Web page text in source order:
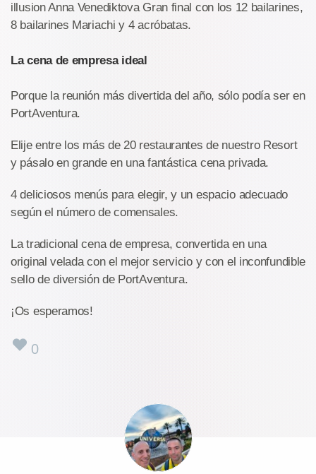
illusion Anna Venediktova Gran final con los 12 bailarines,
8 bailarines Mariachi y 4 acróbatas.
La cena de empresa ideal
Porque la reunión más divertida del año, sólo podía ser en
PortAventura.
Elije entre los más de 20 restaurantes de nuestro Resort
y pásalo en grande en una fantástica cena privada.
4 deliciosos menús para elegir, y un espacio adecuado
según el número de comensales.
La tradicional cena de empresa, convertida en una
original velada con el mejor servicio y con el inconfundible
sello de diversión de PortAventura.
¡Os esperamos!
0